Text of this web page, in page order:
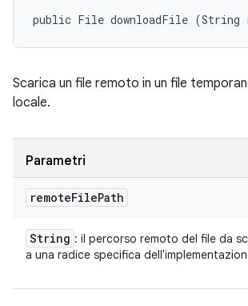
public File downloadFile (String
Scarica un file remoto in un file
locale.
Parametri
remoteFilePath
String : il percorso remoto del file da
a una radice specifica